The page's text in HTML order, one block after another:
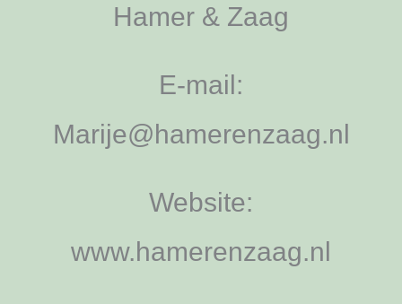
Hamer & Zaag
E-mail:
Marije@hamerenzaag.nl
Website:
www.hamerenzaag.nl